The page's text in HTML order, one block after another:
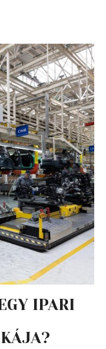
IPARI